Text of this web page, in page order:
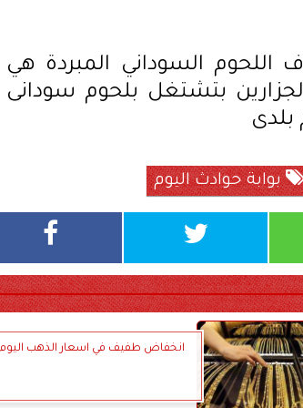
السوداني المبردة هي
بتشتغل بلحوم سودانى
بلدى
بوابة حوادث اليوم
انخفاض طفيف في اسعار الذهب